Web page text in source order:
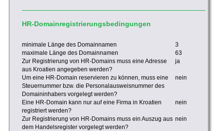
HR-Domainregistrierungsbedingungen
minimale Länge des Domainnamen
3
maximale Länge des Domainnamen
63
Zur Registrierung von HR-Domains muss eine Adresse
aus Kroatien angegeben werden?
ja
Um eine HR-Domain reservieren zu können, muss eine
Steuernummer bzw. die Personalausweisnummer des
Domaininhabers vorgelegt werden?
nein
Eine HR-Domain kann nur auf eine Firma in Kroatien
registriert werden?
nein
Zur Registrierung von HR-Domains muss ein Auszug aus
dem Handelsregister vorgelegt werden?
nein